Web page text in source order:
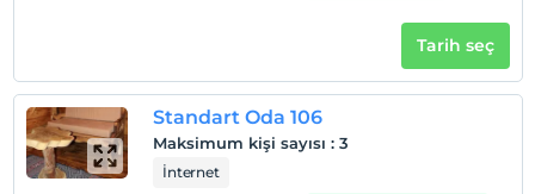
Çocuklar
2 yaşına kadar olan bebekler ücretsizdir.
Her bir oda için 1. çocuk 6 yaşına kadar ücretsizdir
Her bir oda için 2. çocuk 6 yaşına kadar ücretsizdir
Tarih seç
Standart Oda 106
Maksimum kişi sayısı : 3
İnternet